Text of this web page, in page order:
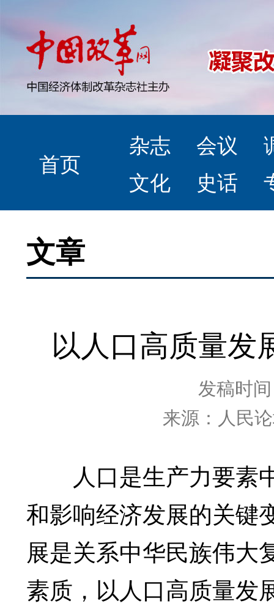
首页
杂志 会议
文化
史话
文章
以人口高质量发
发稿时
来源：人民
人口是生产力要素
和影响经济发展的关键
展是关系中华民族伟大
素质，以人口高质量发